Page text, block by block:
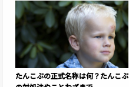
たんこぶの正式名称は何？たんこぶ